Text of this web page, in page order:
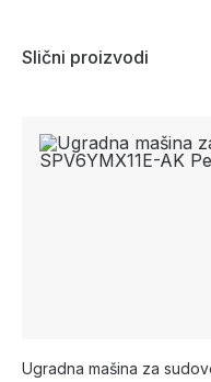
Slični proizvodi
Ugradna mašina za